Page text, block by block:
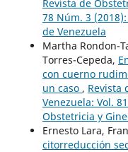
Revista de
78 Núm. 3
de Venezuela
Martha Rondon-
Torres-Cepeda,
con cuerno
un caso , Revista
Venezuela: Vol.
Obstetricia y
Ernesto Lara,
citorreducción